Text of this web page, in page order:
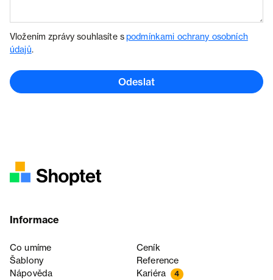
Vložením zprávy souhlasíte spodmínkami ochrany osobních
údajů.
Odeslat
Informace
Co umíme
Ceník
Šablony
Reference
Nápověda
Kariéra 4